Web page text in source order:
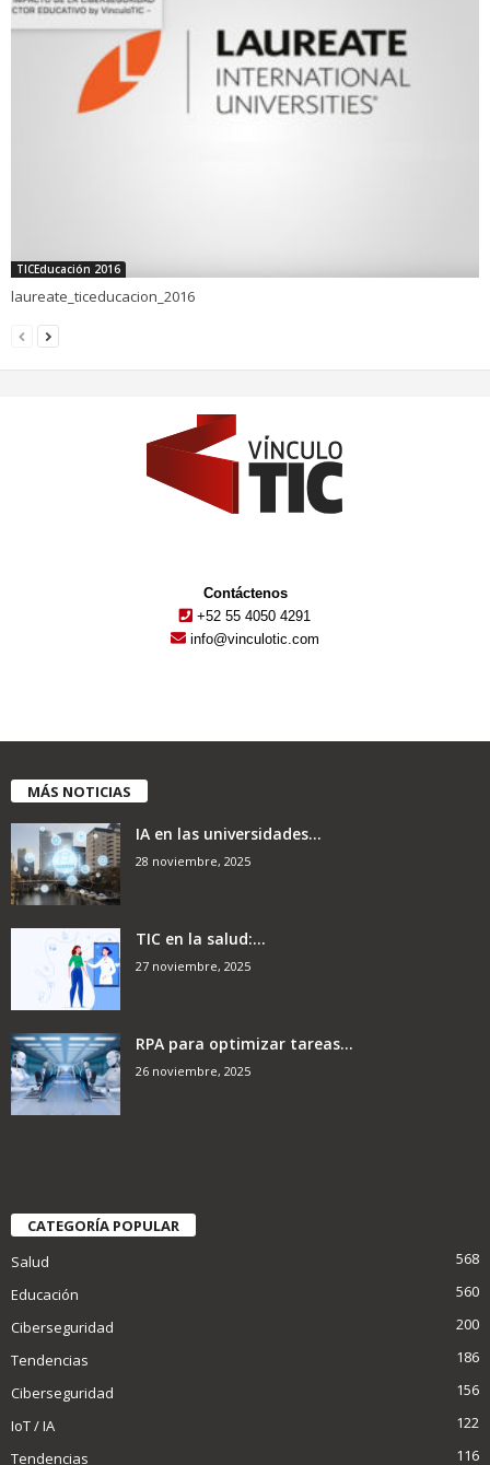
TICEducación 2016
laureate_ticeducacion_2016
Contáctenos
+52 55 4050 4291
info@vinculotic.com
MÁS NOTICIAS
IA en las universidades...
28 noviembre, 2025
TIC en la salud:...
27 noviembre, 2025
RPA para optimizar tareas...
26 noviembre, 2025
CATEGORÍA POPULAR
Salud
568
Educación
560
Ciberseguridad
200
Tendencias
186
Ciberseguridad
156
IoT / IA
122
Tendencias
116